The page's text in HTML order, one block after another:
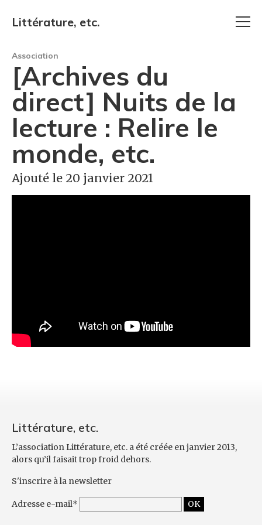
Littérature, etc.
Association
[Archives du
direct] Nuits de la
lecture : Relire le
monde, etc.
Ajouté le 20 janvier 2021
Littérature, etc.
L’association Littérature, etc. a été créée en janvier 2013,
alors qu’il faisait trop froid dehors.
S'inscrire à la newsletter
Adresse e-mail*